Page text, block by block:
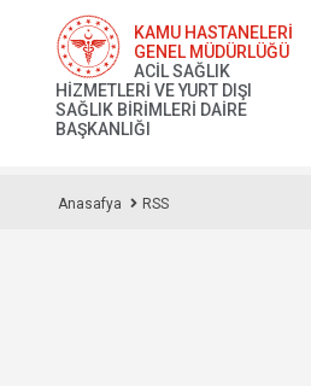
KAMU HASTANELERİ
GENEL MÜDÜRLÜĞÜ
ACİL SAĞLIK
HİZMETLERİ VE YURT DIŞI
SAĞLIK BİRİMLERİ DAİRE
BAŞKANLIĞI
Anasafya RSS